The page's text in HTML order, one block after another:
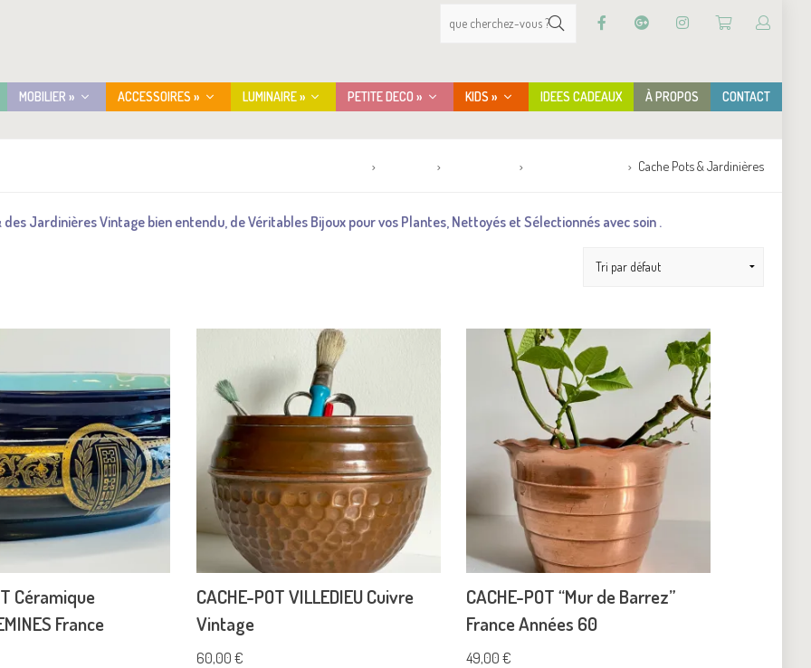
MOBILIER » ACCESSOIRES » LUMINAIRE » PETITE DECO » KIDS » IDEES CADEAUX À PROPOS CONTACT
Cache Pots & Jardinières
Jardinières Vintage bien entendu, de Véritables Bijoux pour vos Plantes, Nettoyés et Sélectionnés avec soin .
Céramique
France
CACHE-POT VILLEDIEU Cuivre
Vintage
60,00 €
CACHE-POT “Mur de Barrez”
France Années 60
49,00€